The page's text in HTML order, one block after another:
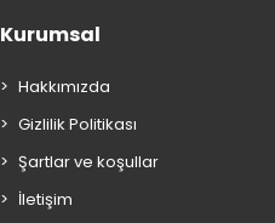
Kurumsal
Hakkımızda
Gizlilik Politikası
Şartlar ve koşullar
İletişim